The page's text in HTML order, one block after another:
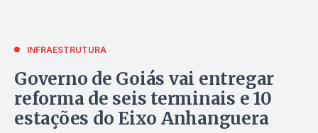
INFRAESTRUTURA
Governo de Goiás vai entregar
reforma de seis terminais e 10
estações do Eixo Anhanguera